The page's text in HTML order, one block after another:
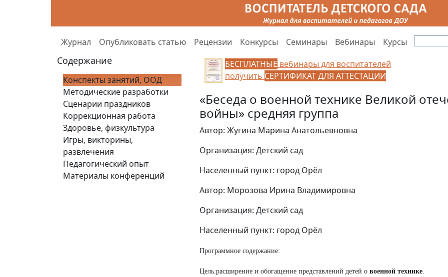
Журнал Опубликовать статью Рецензии Конкурсы Семинары Вебинары Курсы
Содержание
Конспекты занятий, ООД
Методические разработки
Сценарии праздников
Коррекционная работа
Здоровье, физкультура
Игры, викторины,
развлечения
Педагогический опыт
Материалы конференций
БЕСПЛАТНЫЕ вебинары для воспитателей
получить СЕРТИФИКАТ ДЛЯ АТТЕСТАЦИИ
«Беседа о военной технике Великой
войны» средняя группа
Автор: Жугина Марина Анатольевновна
Организация: Детский сад
Населенный пункт: город Орёл
Автор: Морозова Ирина Владимировна
Организация: Детский сад
Населенный пункт: город Орёл
Программное содержание:
Цель:расширение и обогащение представлений детей о военной технике.